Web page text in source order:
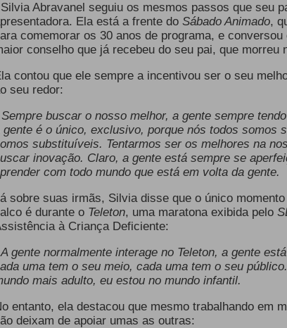
Silvia Abravanel seguiu os mesmos passos que seu
Ela está a frente do Sábado Animado,
comemorar os 30 anos de programa, e conversou
conselho que já recebeu do seu pai, que morreu
contou que ele sempre a incentivou ser o seu
seu redor:
buscar o nosso melhor, a gente sempre
gente é o único, exclusivo, porque nós todos somos
substituíveis. Tentarmos ser os melhores na
inovação. Claro, a gente está sempre se
com todo mundo que está em volta da gente.
sobre suas irmãs, Silvia disse que o único
é durante o Teleton, uma maratona exibida pelo
à Criança Deficiente:
gente normalmente interage no Teleton, a gente
uma tem o seu meio, cada uma tem o seu
mais adulto, eu estou no mundo infantil.
entanto, ela destacou que mesmo trabalhando em
deixam de apoiar umas as outras: